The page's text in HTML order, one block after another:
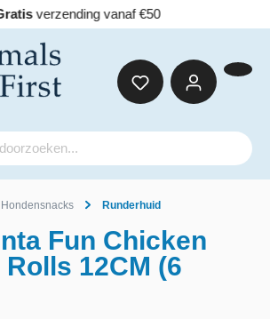
vanaf €50
Hondensnacks Runderhuid
Fun Chicken
12CM (6